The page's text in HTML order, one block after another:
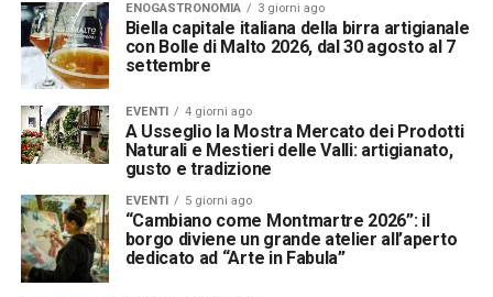
ENOGASTRONOMIA 3 giorni ago
Biella capitale italiana della birra artigianale
con Bolle di Malto 2026, dal 30 agosto al 7
settembre
EVENTI 4 giorni ago
A Usseglio la Mostra Mercato dei Prodotti
Naturali e Mestieri delle Valli: artigianato,
gusto e tradizione
EVENTI 5 giorni ago
“Cambiano come Montmartre 2026”: il
borgo diviene un grande atelier all’aperto
dedicato ad “Arte in Fabula”